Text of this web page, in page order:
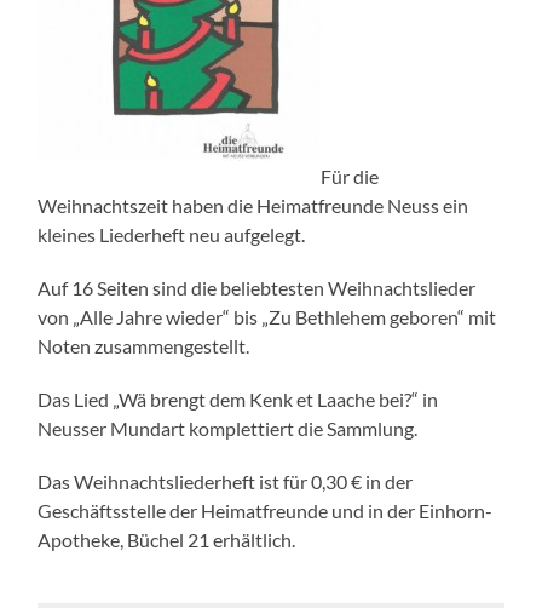
Für die
Weihnachtszeit haben die Heimatfreunde Neuss ein
kleines Liederheft neu aufgelegt.
Auf 16 Seiten sind die beliebtesten Weihnachtslieder
von „Alle Jahre wieder“ bis „Zu Bethlehem geboren“ mit
Noten zusammengestellt.
Das Lied „Wä brengt dem Kenk et Laache bei?“ in
Neusser Mundart komplettiert die Sammlung.
Das Weihnachtsliederheft ist für 0,30 € in der
Geschäftsstelle der Heimatfreunde und in der Einhorn-
Apotheke, Büchel 21 erhältlich.